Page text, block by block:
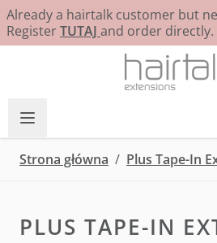
Already a hairtalk customer but
RegisterTUTAJ and order directly.
Strona główna / Plus Tape-In
PLUS TAPE-IN